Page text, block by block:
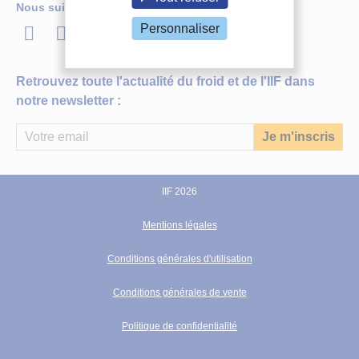
Système à compression,Turbulateur, COP, Performance,
International Journal of Refrigeration - Revue Internationale
Plus d'informations
pressure drop in a circular tube with multiple
Nous suivre
LinkedInTwitterFacebook
Youtube
Retrouvez toute l'actualité du froid et de l'IIF dans
notre newsletter :
IIF 2026
Mentions légales
Conditions générales d'utilisation
Conditions générales de vente
Politique de confidentialité
Personnaliser